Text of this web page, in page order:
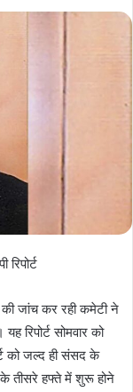
जांच कर रही कमेटी ने
रिपोर्ट सोमवार को
को जल्द ही संसद के
के तीसरे हफ्ते में शुरू होने